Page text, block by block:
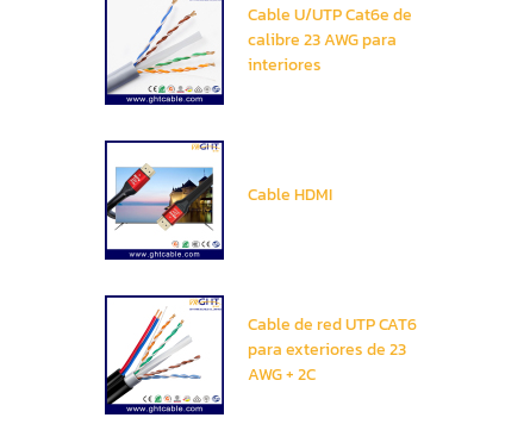
Cable U/UTP Cat6e de
calibre 23 AWG para
interiores
Cable HDMI
Cable de red UTP CAT6
para exteriores de 23
AWG + 2C